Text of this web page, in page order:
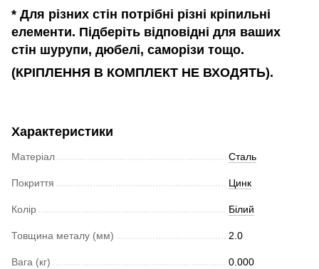
* Для різних стін потрібні різні кріпильні
елементи. Підберіть відповідні для ваших
стін шурупи, дюбелі, саморізи тощо.
(КРІПЛЕННЯ В КОМПЛЕКТ НЕ ВХОДЯТЬ).
Характеристики
Матеріал Сталь
Покриття Цинк
Колір Білий
Товщина металу (мм) 2.0
Вага (кг) 0.000